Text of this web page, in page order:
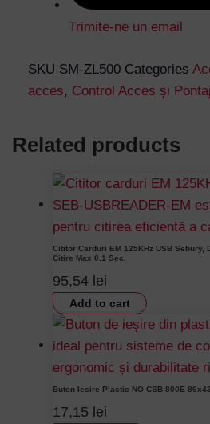
Trimite-ne un email
SKU SM-ZL500 Categories
acces, Control Acces și Pontaj
Related products
Cititor Carduri EM 125KHz USB Sebury,
Citire Max 0.1 Sec.
95,54 lei
Add to cart
Buton Iesire Plastic NO CSB-800E
17,15 lei